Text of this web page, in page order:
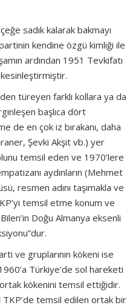
sadık kalarak bakmayı
kendine özgü kimliği ile
ardından 1951 Tevkifatı
kesinleştirmiştir.
türeyen farklı kollara ya da
başlıca dört
de en çok iz bırakanı, daha
Şevki Akşit vb.) yer
temsil eden ve 1970’lere
aydınların (Mehmet
resmen adını taşımakla ve
temsil etme konum ve
Doğu Almanya eksenli
ve gruplarının kökeni ise
Türkiye’de sol hareketi
ortak kökenini temsil ettiğidir.
temsil edilen ortak bir